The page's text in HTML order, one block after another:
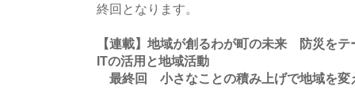
終回となります。
【連載】地域が創るわが町の未来 防災をテ
ITの活用と地域活動
最終回 小さなことの積み上げで地域を変